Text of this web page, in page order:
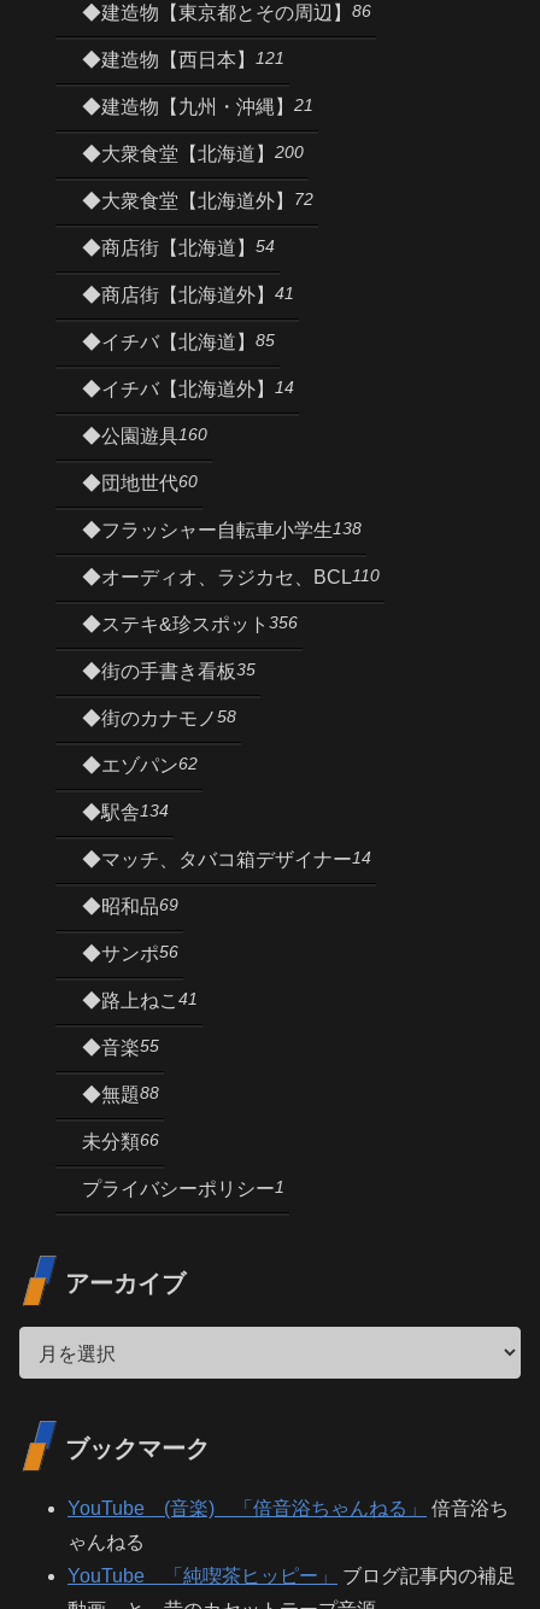
◆建造物【東京都とその周辺】 86
◆建造物【西日本】 121
◆建造物【九州・沖縄】 21
◆大衆食堂【北海道】 200
◆大衆食堂【北海道外】 72
◆商店街【北海道】 54
◆商店街【北海道外】 41
◆イチバ【北海道】 85
◆イチバ【北海道外】 14
◆公園遊具160
◆団地世代60
◆フラッシャー自転車小学生138
◆オーディオ、ラジカセ、BCL110
◆ステキ&珍スポット 356
◆街の手書き看板35
◆街のカナモノ58
◆エゾパン62
◆駅舎134
◆マッチ、タバコ箱デザイナー14
◆昭和品69
◆サンポ56
◆路上ねこ 41
◆音楽55
◆無題88
未分類66
プライバシーポリシー1
アーカイブ
ブックマーク
YouTube (音楽) 「倍音浴ちゃんねる」
倍音浴ち
ゃんねる
YouTube 「純喫茶ヒッピー」
ブログ記事内の補足